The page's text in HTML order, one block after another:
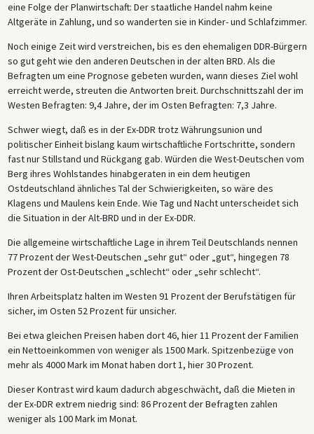
eine Folge der Planwirtschaft: Der staatliche Handel nahm keine
Altgeräte in Zahlung, und so wanderten sie in Kinder- und Schlafzimmer.
Noch einige Zeit wird verstreichen, bis es den ehemaligen DDR-Bürgern
so gut geht wie den anderen Deutschen in der alten BRD. Als die
Befragten um eine Prognose gebeten wurden, wann dieses Ziel wohl
erreicht werde, streuten die Antworten breit. Durchschnittszahl der im
Westen Befragten: 9,4 Jahre, der im Osten Befragten: 7,3 Jahre.
Schwer wiegt, daß es in der Ex-DDR trotz Währungsunion und
politischer Einheit bislang kaum wirtschaftliche Fortschritte, sondern
fast nur Stillstand und Rückgang gab. Würden die West-Deutschen vom
Berg ihres Wohlstandes hinabgeraten in ein dem heutigen
Ostdeutschland ähnliches Tal der Schwierigkeiten, so wäre des
Klagens und Maulens kein Ende. Wie Tag und Nacht unterscheidet sich
die Situation in der Alt-BRD und in der Ex-DDR.
Die allgemeine wirtschaftliche Lage in ihrem Teil Deutschlands nennen
77 Prozent der West-Deutschen „sehr gut“ oder „gut“, hingegen 78
Prozent der Ost-Deutschen „schlecht“ oder „sehr schlecht“.
Ihren Arbeitsplatz halten im Westen 91 Prozent der Berufstätigen für
sicher, im Osten 52 Prozent für unsicher.
Bei etwa gleichen Preisen haben dort 46, hier 11 Prozent der Familien
ein Nettoeinkommen von weniger als 1500 Mark. Spitzenbezüge von
mehr als 4000 Mark im Monat haben dort 1, hier 30 Prozent.
Dieser Kontrast wird kaum dadurch abgeschwächt, daß die Mieten in
der Ex-DDR extrem niedrig sind: 86 Prozent der Befragten zahlen
weniger als 100 Mark im Monat.